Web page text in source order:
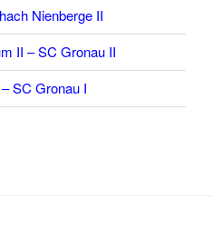
Nienberge II
II – SC Gronau II
SC Gronau I